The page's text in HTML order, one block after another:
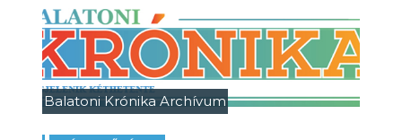
Balatoni Krónika Archívum